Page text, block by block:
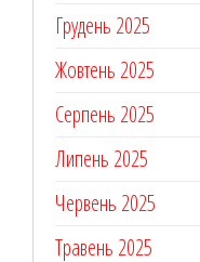
Грудень 2025
Жовтень 2025
Серпень 2025
Липень 2025
Червень 2025
Травень 2025